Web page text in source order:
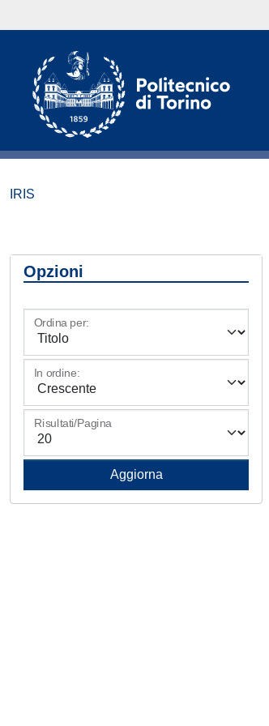
IRIS
Opzioni
Ordina per:
In ordine:
Risultati/Pagina